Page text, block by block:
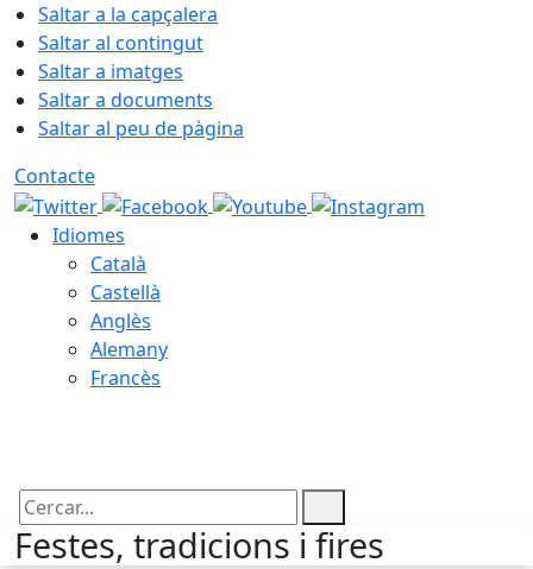
Saltar a la capçalera
Saltar al contingut
Saltar a imatges
Saltar a documents
Saltar al peu de pàgina
Contacte
Idiomes
Català
Castellà
Anglès
Alemany
Francès
Cercar:
Festes, tradicions i fires